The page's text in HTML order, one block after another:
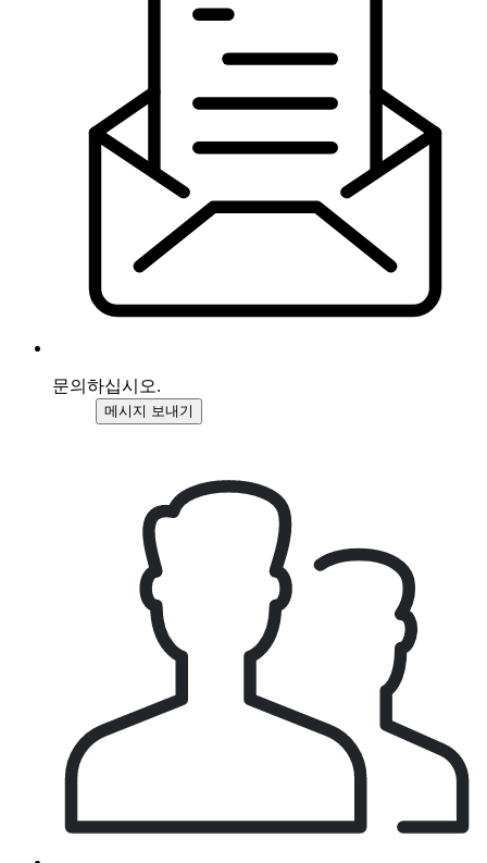
문의하십시오.
메시지 보내기